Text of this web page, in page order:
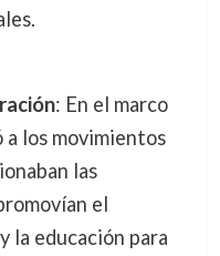
: En el marco
a los movimientos
las
el
la educación para